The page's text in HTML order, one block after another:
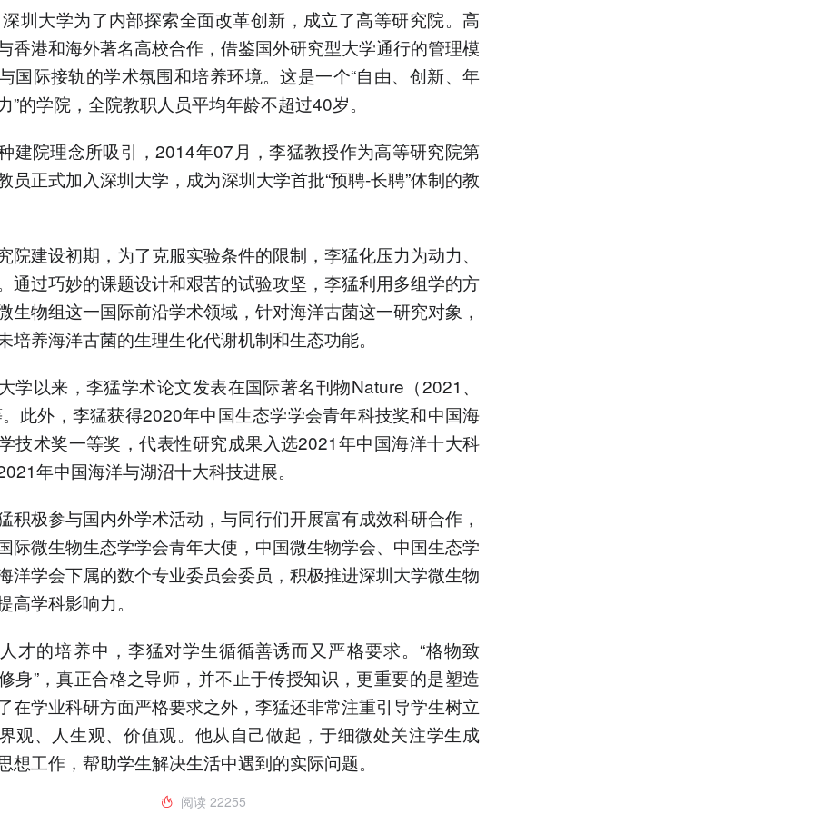
圳大学为了内部探索全面改革创新，成立了高等研究院。高
香港和海外著名高校合作，借鉴国外研究型大学通行的管理模
国际接轨的学术氛围和培养环境。这是一个“自由、创新、年
”的学院，全院教职人员平均年龄不超过40岁。
建院理念所吸引，2014年07月，李猛教授作为高等研究院第
员正式加入深圳大学，成为深圳大学首批“预聘-长聘”体制的教
院建设初期，为了克服实验条件的限制，李猛化压力为动力、
通过巧妙的课题设计和艰苦的试验攻坚，李猛利用多组学的方
生物组这一国际前沿学术领域，针对海洋古菌这一研究对象，
培养海洋古菌的生理生化代谢机制和生态功能。
学以来，李猛学术论文发表在国际著名刊物Nature（2021、
此外，李猛获得2020年中国生态学学会青年科技奖和中国海
技术奖一等奖，代表性研究成果入选2021年中国海洋十大科
年中国海洋与湖沼十大科技进展。
积极参与国内外学术活动，与同行们开展富有成效科研合作，
际微生物生态学学会青年大使，中国微生物学会、中国生态学
洋学会下属的数个专业委员会委员，积极推进深圳大学微生物
高学科影响力。
才的培养中，李猛对学生循循善诱而又严格要求。“格物致
身”，真正合格之导师，并不止于传授知识，更重要的是塑造
在学业科研方面严格要求之外，李猛还非常注重引导学生树立
观、人生观、价值观。他从自己做起，于细微处关注学生成
想工作，帮助学生解决生活中遇到的实际问题。
阅读 22255